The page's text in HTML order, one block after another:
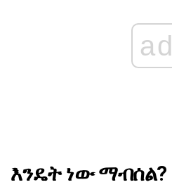
ad
እንዴት ነው ማብሰል?